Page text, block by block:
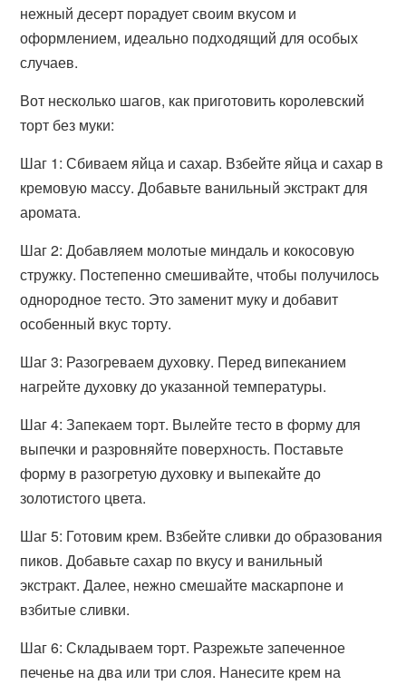
нежный десерт порадует своим вкусом и
оформлением, идеально подходящий для особых
случаев.
Вот несколько шагов, как приготовить королевский
торт без муки:
Шаг 1: Сбиваем яйца и сахар. Взбейте яйца и сахар в
кремовую массу. Добавьте ванильный экстракт для
аромата.
Шаг 2: Добавляем молотые миндаль и кокосовую
стружку. Постепенно смешивайте, чтобы получилось
однородное тесто. Это заменит муку и добавит
особенный вкус торту.
Шаг 3: Разогреваем духовку. Перед випеканием
нагрейте духовку до указанной температуры.
Шаг 4: Запекаем торт. Вылейте тесто в форму для
выпечки и разровняйте поверхность. Поставьте
форму в разогретую духовку и выпекайте до
золотистого цвета.
Шаг 5: Готовим крем. Взбейте сливки до образования
пиков. Добавьте сахар по вкусу и ванильный
экстракт. Далее, нежно смешайте маскарпоне и
взбитые сливки.
Шаг 6: Складываем торт. Разрежьте запеченное
печенье на два или три слоя. Нанесите крем на